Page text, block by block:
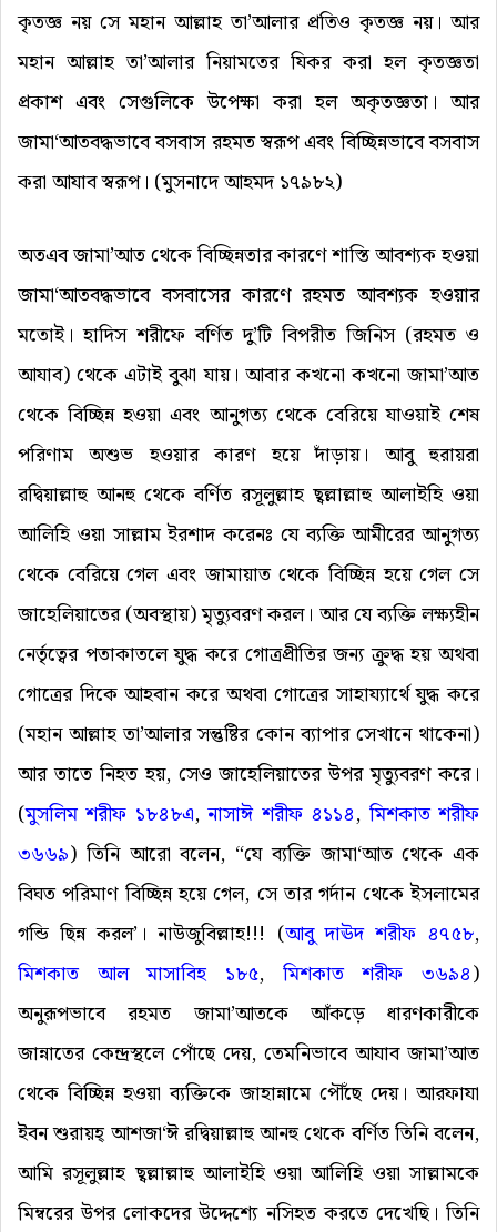
কৃতজ্ঞ নয় সে মহান আল্লাহ তা’আলার প্রতিও কৃতজ্ঞ নয়। আর
মহান আল্লাহ তা’আলার নিয়ামতের যিকর করা হল কৃতজ্ঞতা
প্রকাশ এবং সেগুলিকে উপেক্ষা করা হল অকৃতজ্ঞতা। আর
জামা‘আতবদ্ধভাবে বসবাস রহমত স্বরূপ এবং বিচ্ছিন্নভাবে বসবাস
করা আযাব স্বরূপ। (মুসনাদে আহমদ ১৭৯৮২)
অতএব জামা’আত থেকে বিচ্ছিন্নতার কারণে শাস্তি আবশ্যক হওয়া
জামা‘আতবদ্ধভাবে বসবাসের কারণে রহমত আবশ্যক হওয়ার
মতোই। হাদিস শরীফে বর্ণিত দু’টি বিপরীত জিনিস (রহমত ও
আযাব) থেকে এটাই বুঝা যায়। আবার কখনো কখনো জামা’আত
থেকে বিচ্ছিন্ন হওয়া এবং আনুগত্য থেকে বেরিয়ে যাওয়াই শেষ
পরিণাম অশুভ হওয়ার কারণ হয়ে দাঁড়ায়। আবু হুরায়রা
রদ্বিয়াল্লাহু আনহু থেকে বর্ণিত রসূলুল্লাহ ছ্বল্লাল্লাহু আলাইহি ওয়া
আলিহি ওয়া সাল্লাম ইরশাদ করেনঃ যে ব্যক্তি আমীরের আনুগত্য
থেকে বেরিয়ে গেল এবং জামায়াত থেকে বিচ্ছিন্ন হয়ে গেল সে
জাহেলিয়াতের (অবস্থায়) মৃত্যুবরণ করল। আর যে ব্যক্তি লক্ষ্যহীন
নের্তৃত্বের পতাকাতলে যুদ্ধ করে গোত্রপ্রীতির জন্য ক্রুদ্ধ হয় অথবা
গোত্রের দিকে আহবান করে অথবা গোত্রের সাহায্যার্থে যুদ্ধ করে
(মহান আল্লাহ তা’আলার সন্তুষ্টির কোন ব্যাপার সেখানে থাকেনা)
আর তাতে নিহত হয়, সেও জাহেলিয়াতের উপর মৃত্যুবরণ করে।
(মুসলিম শরীফ ১৮৪৮এ,নাসাঈ শরীফ ৪১১৪, মিশকাত শরীফ
৩৬৬৯) তিনি আরো বলেন, “যে ব্যক্তি জামা‘আত থেকে এক
বিঘত পরিমাণ বিচ্ছিন্ন হয়ে গেল, সে তার গর্দান থেকে ইসলামের
গন্ডি ছিন্ন করল’। নাউজুবিল্লাহ!!! (আবু দাঊদ শরীফ ৪৭৫৮,
মিশকাত আল মাসাবিহ ১৮৫, মিশকাত শরীফ ৩৬৯৪)
অনুরূপভাবে রহমত জামা’আতকে আঁকড়ে ধারণকারীকে
জান্নাতের কেন্দ্রস্থলে পোঁছে দেয়, তেমনিভাবে আযাব জামা’আত
থেকে বিচ্ছিন্ন হওয়া ব্যক্তিকে জাহান্নামে পৌঁছে দেয়। আরফাযা
ইবন শুরায়হ্ আশজা‘ঈ রদ্বিয়াল্লাহু আনহু থেকে বর্ণিত তিনি বলেন,
আমি রসূলুল্লাহ ছ্বল্লাল্লাহু আলাইহি ওয়া আলিহি ওয়া সাল্লামকে
মিম্বরের উপর লোকদের উদ্দেশ্যে নসিহত করতে দেখেছি। তিনি